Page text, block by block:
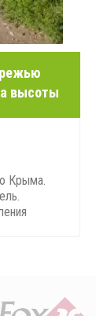
высоты
Крыма.